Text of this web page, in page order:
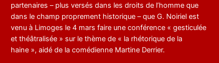
partenaires – plus versés dans les droits de l’homme que
dans le champ proprement historique – que G. Noiriel est
venu à Limoges le 4 mars faire une conférence « gesticulée
et théâtralisée » sur le thème de « la rhétorique de la
haine », aidé de la comédienne Martine Derrier.